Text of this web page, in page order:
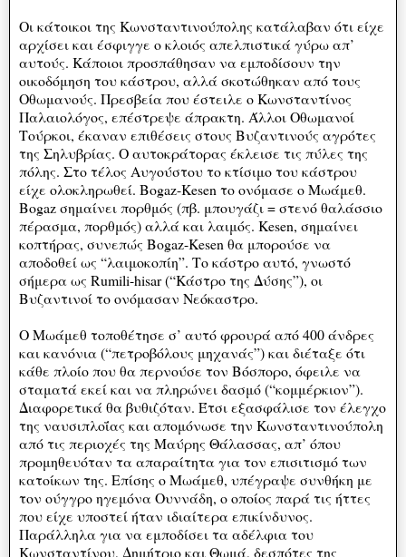
Οι κάτοικοι της Κωνσταντινούπολης κατάλαβαν ότι είχε
αρχίσει και έσφιγγε ο κλοιός απελπιστικά γύρω απ’
αυτούς. Κάποιοι προσπάθησαν να εμποδίσουν την
οικοδόμηση του κάστρου, αλλά σκοτώθηκαν από τους
Οθωμανούς. Πρεσβεία που έστειλε ο Κωνσταντίνος
Παλαιολόγος, επέστρεψε άπρακτη. Άλλοι Οθωμανοί
Τούρκοι, έκαναν επιθέσεις στους Βυζαντινούς αγρότες
της Σηλυβρίας. Ο αυτοκράτορας έκλεισε τις πύλες της
πόλης. Στο τέλος Αυγούστου το κτίσιμο του κάστρου
είχε ολοκληρωθεί. Bogaz-Kesen το ονόμασε ο Μωάμεθ.
Bogaz σημαίνει πορθμός (πβ. μπουγάζι = στενό θαλάσσιο
πέρασμα, πορθμός) αλλά και λαιμός. Kesen, σημαίνει
κοπτήρας, συνεπώς Bogaz-Kesen θα μπορούσε να
αποδοθεί ως “λαιμοκοπίη”. Το κάστρο αυτό, γνωστό
σήμερα ως Rumili-hisar (“Κάστρο της Δύσης”), οι
Βυζαντινοί το ονόμασαν Νεόκαστρο.
Ο Μωάμεθ τοποθέτησε σ’ αυτό φρουρά από 400 άνδρες
και κανόνια (“πετροβόλους μηχανάς”) και διέταξε ότι
κάθε πλοίο που θα περνούσε τον Βόσπορο, όφειλε να
σταματά εκεί και να πληρώνει δασμό (“κομμέρκιον”).
Διαφορετικά θα βυθιζόταν. Έτσι εξασφάλισε τον έλεγχο
της ναυσιπλοΐας και απομόνωσε την Κωνσταντινούπολη
από τις περιοχές της Μαύρης Θάλασσας, απ’ όπου
προμηθευόταν τα απαραίτητα για τον επισιτισμό των
κατοίκων της. Επίσης ο Μωάμεθ, υπέγραψε συνθήκη με
τον ούγγρο ηγεμόνα Ουννάδη, ο οποίος παρά τις ήττες
που είχε υποστεί ήταν ιδιαίτερα επικίνδυνος.
Παράλληλα για να εμποδίσει τα αδέλφια του
Κωνσταντίνου, Δημήτριο και Θωμά, δεσπότες της